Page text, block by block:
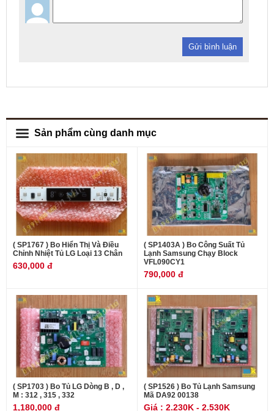
Gửi bình luận
Sản phẩm cùng danh mục
( SP1767 ) Bo Hiển Thị Và Điều
Chỉnh Nhiệt Tủ LG Loại 13 Chân
630,000 đ
( SP1403A ) Bo Công Suất Tủ
Lạnh Samsung Chạy Block
VFL090CY1
790,000 đ
( SP1703 ) Bo Tủ LG Dòng B , D ,
M : 312 , 315 , 332
1,180,000 đ
( SP1526 ) Bo Tủ Lạnh Samsung
Mã DA92 00138
Giá : 2.230K - 2.530K